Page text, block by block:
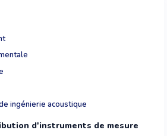
ingénierie acoustique
d'instruments de mesure